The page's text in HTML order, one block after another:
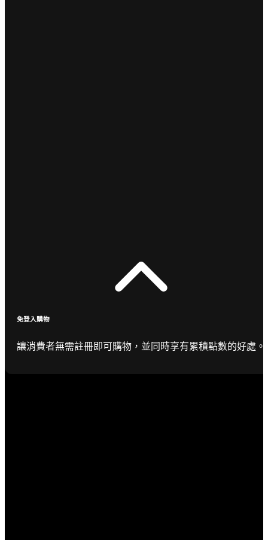
免登入購物
讓消費者無需註冊即可購物，並同時享有累積點數的好處。